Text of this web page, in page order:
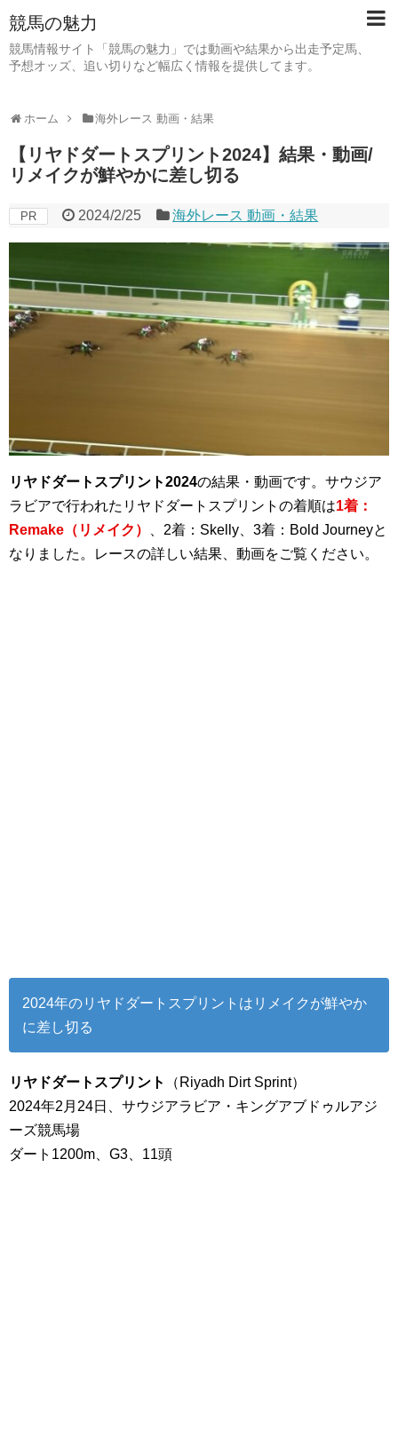
競馬の魅力
競馬情報サイト「競馬の魅力」では動画や結果から出走予定馬、
予想オッズ、追い切りなど幅広く情報を提供してます。
ホーム 海外レース 動画・結果
【リヤドダートスプリント2024】結果・動画/
リメイクが鮮やかに差し切る
PR 2024/2/25 海外レース 動画・結果
リヤドダートスプリント2024の結果・動画です。サウジア
ラビアで行われたリヤドダートスプリントの着順は1着：
Remake（リメイク）
、2着：Skelly、3着：Bold Journeyと
なりました。レースの詳しい結果、動画をご覧ください。
2024年のリヤドダートスプリントはリメイクが鮮やか
に差し切る
リヤドダートスプリント
（Riyadh Dirt Sprint）
2024年2月24日、サウジアラビア・キングアブドゥルアジ
ーズ競馬場
ダート1200m、G3、11頭